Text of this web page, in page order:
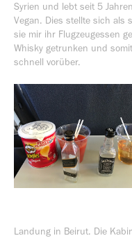
Syrien und lebt seit 5
Vegan. Dies stellte sich als
sie mir ihr Flugzeugessen
Whisky getrunken und
schnell vorüber.
Landung in Beirut. Die